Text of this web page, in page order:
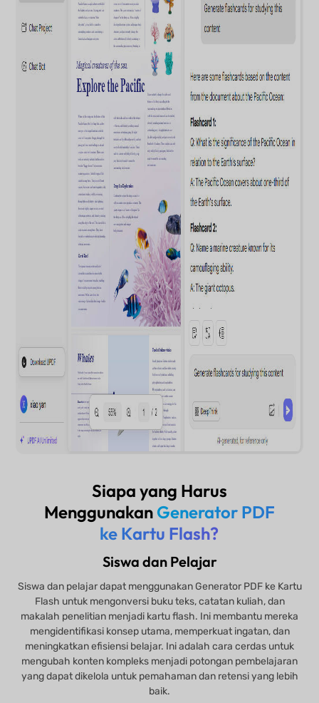
Siapa yang Harus
Menggunakan Generator PDF
ke Kartu Flash?
Siswa dan Pelajar
Siswa dan pelajar dapat menggunakan Generator PDF ke Kartu
Flash untuk mengonversi buku teks, catatan kuliah, dan
makalah penelitian menjadi kartu flash. Ini membantu mereka
mengidentifikasi konsep utama, memperkuat ingatan, dan
meningkatkan efisiensi belajar. Ini adalah cara cerdas untuk
mengubah konten kompleks menjadi potongan pembelajaran
yang dapat dikelola untuk pemahaman dan retensi yang lebih
baik.